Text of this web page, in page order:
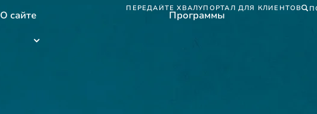
ПЕРЕДАЙТЕ ХВАЛУПОРТАЛ ДЛЯ КЛИЕНТОВ
О сайте
Программы
Программы